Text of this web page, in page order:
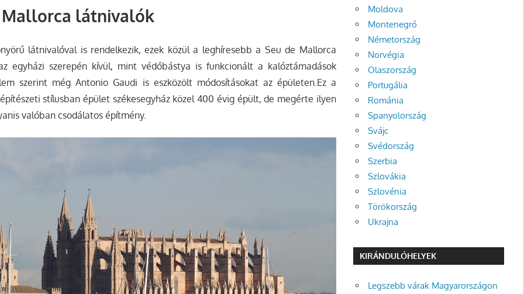
Mallorca látnivalók
látnivalóval is rendelkezik, ezek közül a leghíresebb a Seu de Mallorca
egyházi szerepén kívül, mint védőbástya is funkcionált a kalóztámadások
szerint még Antonio Gaudi is eszközölt módosításokat az épületen.Ez a
stílusban épület székesegyház közel 400 évig épült, de megérte ilyen
valóban csodálatos építmény.
Moldova
Montenegró
Németország
Norvégia
Olaszország
Portugália
Románia
Spanyolország
Svájc
Svédország
Szerbia
Szlovákia
Szlovénia
Törökország
Ukrajna
KIRÁNDULÓHELYEK
Legszebb várak Magyarországon